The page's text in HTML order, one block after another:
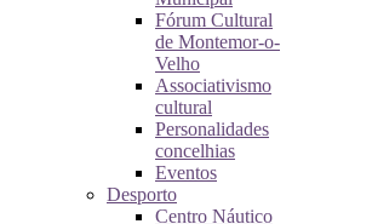
Fórum Cultural
de Montemor-o-
Velho
Associativismo
cultural
Personalidades
concelhias
Eventos
Desporto
Centro Náutico